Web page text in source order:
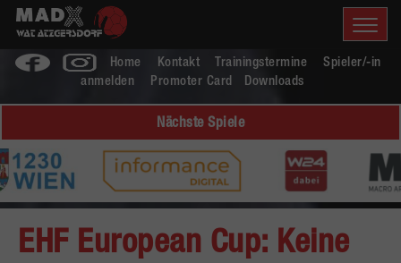
Home Kontakt Trainingstermine
Spieler/-in
anmelden
Promoter Card Downloads
Nächste Spiele
EHF European Cup: Keine